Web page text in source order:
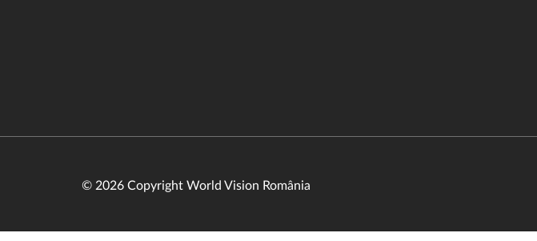
© 2026 Copyright World Vision România